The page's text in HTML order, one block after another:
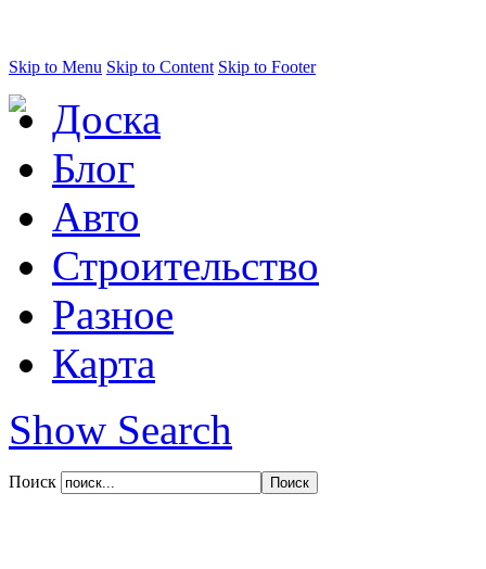
Skip to Menu Skip to Content Skip to Footer
Доска
Блог
Авто
Строительство
Разное
Карта
Show Search
Поиск